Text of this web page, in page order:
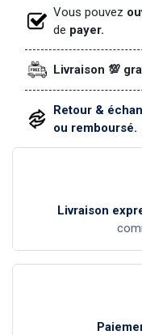
Vous pouvez
de payer.
Livraison 💯
Retour &
ou remboursé.
Livraison